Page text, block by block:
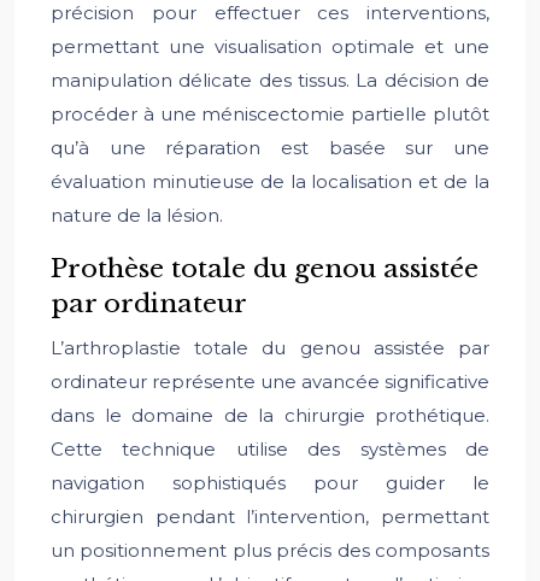
précision pour effectuer ces interventions,
permettant une visualisation optimale et une
manipulation délicate des tissus. La décision de
procéder à une méniscectomie partielle plutôt
qu’à une réparation est basée sur une
évaluation minutieuse de la localisation et de la
nature de la lésion.
Prothèse totale du genou assistée
par ordinateur
L’arthroplastie totale du genou assistée par
ordinateur représente une avancée significative
dans le domaine de la chirurgie prothétique.
Cette technique utilise des systèmes de
navigation sophistiqués pour guider le
chirurgien pendant l’intervention, permettant
un positionnement plus précis des composants